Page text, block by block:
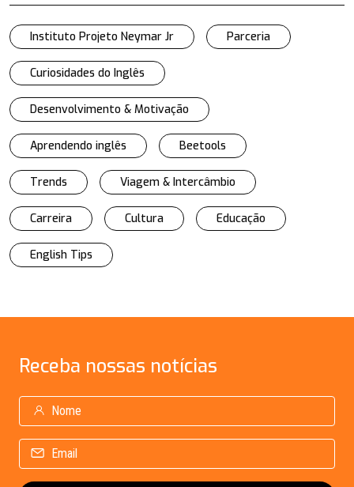
Instituto Projeto Neymar Jr Parceria
Curiosidades do Inglês
Desenvolvimento & Motivação
Aprendendo inglês Beetools
Trends Viagem & Intercâmbio
Carreira Cultura Educação
English Tips
Receba nossas notícias